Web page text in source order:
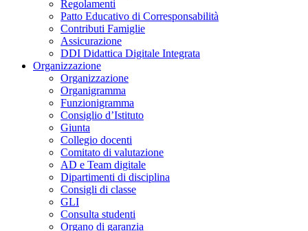
Regolamenti
Patto Educativo di Corresponsabilità
Contributi Famiglie
Assicurazione
DDI Didattica Digitale Integrata
Organizzazione
Organizzazione
Organigramma
Funzionigramma
Consiglio d’Istituto
Giunta
Collegio docenti
Comitato di valutazione
AD e Team digitale
Dipartimenti di disciplina
Consigli di classe
GLI
Consulta studenti
Organo di garanzia